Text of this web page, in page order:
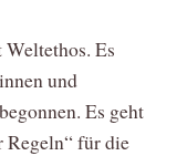
Es
und
Es geht
für die